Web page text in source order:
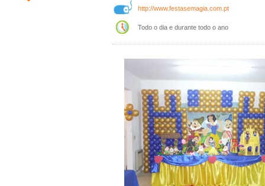
http://www.festasemagia.com.pt
Todo o dia e durante todo o ano